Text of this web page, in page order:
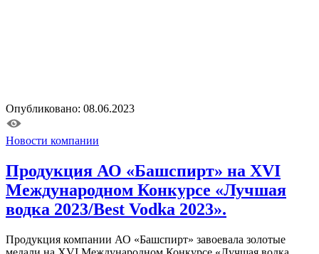
Опубликовано: 08.06.2023
Новости компании
Продукция АО «Башспирт» на XVI
Международном Конкурсе «Лучшая
водка 2023/Best Vodka 2023».
Продукция компании АО «Башспирт» завоевала золотые